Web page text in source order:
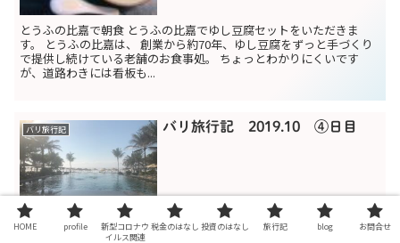
とうふの比嘉で朝食 とうふの比嘉でゆし豆腐セットをいただきま
す。 とうふの比嘉は、 創業から約70年、ゆし豆腐をずっと手づくり
で提供し続けている老舗のお食事処。 ちょっとわかりにくいです
が、道路わきには看板も...
バリ旅行記 バリ旅行記 2019.10 ④日目
本日でバリ旅行も終了。 今回宿泊したホテルはザ・リッツカールト
HOME profile
新型コロナウ
イルス関連
税金のはなし 投資のはなし 旅行記 blog お問合せ